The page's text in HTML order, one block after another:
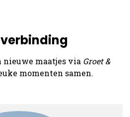
maatjes via Groet &
momenten samen.